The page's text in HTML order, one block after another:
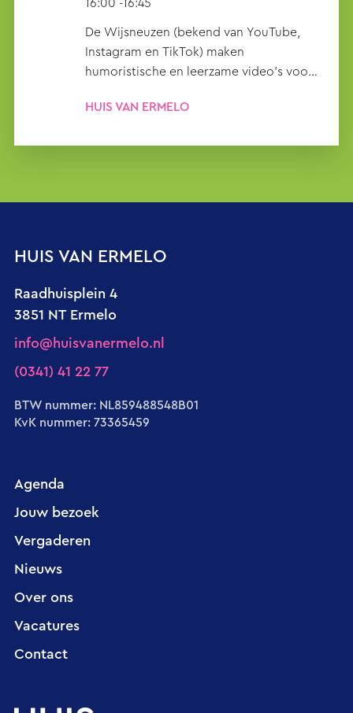
16:00 -16:45
De Wijsneuzen (bekend van YouTube,
Instagram en TikTok) maken
humoristische en leerzame video’s voor
(groot)ouders.
HUIS VAN ERMELO
HUIS VAN ERMELO
Raadhuisplein 4
3851 NT Ermelo
info@huisvanermelo.nl
(0341) 41 22 77
BTW nummer: NL859488548B01
KvK nummer: 73365459
Agenda
Jouw bezoek
Vergaderen
Nieuws
Over ons
Vacatures
Contact